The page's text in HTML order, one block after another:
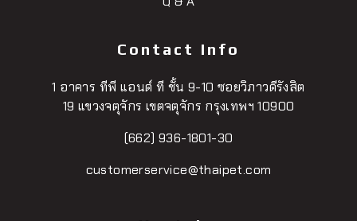
Contact Info
1 อาคาร ทีพี แอนด์ ที ชั้น 9-10 ซอยวิภาวดีรังสิต
19 แขวงจตุจักร เขตจตุจักร กรุงเทพฯ 10900
(662) 936-1801-30
customerservice@thaipet.com